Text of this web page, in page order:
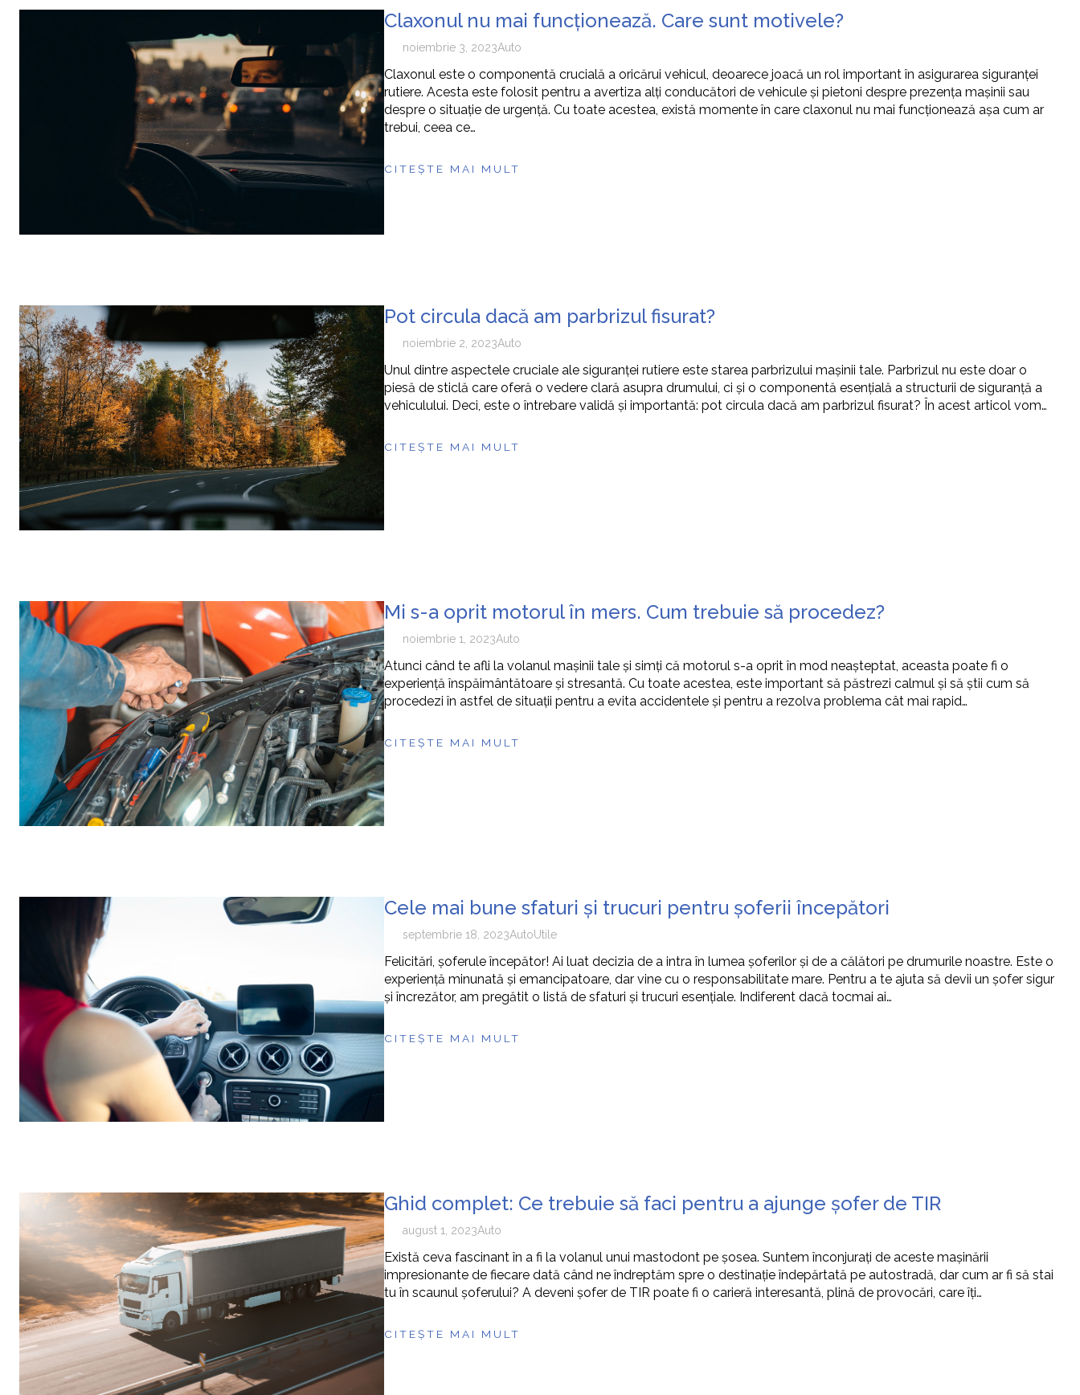
Claxonul nu mai funcționează. Care sunt motivele?
noiembrie 3, 2023Auto
Claxonul este o componentă crucială a oricărui vehicul, deoarece joacă un rol important în asigurarea siguranței
rutiere. Acesta este folosit pentru a avertiza alți conducători de vehicule și pietoni despre prezența mașinii sau
despre o situație de urgență. Cu toate acestea, există momente în care claxonul nu mai funcționează așa cum ar
trebui, ceea ce…
CITEȘTE MAI MULT
Pot circula dacă am parbrizul fisurat?
noiembrie 2, 2023Auto
Unul dintre aspectele cruciale ale siguranței rutiere este starea parbrizului mașinii tale. Parbrizul nu este doar o
piesă de sticlă care oferă o vedere clară asupra drumului, ci și o componentă esențială a structurii de siguranță a
vehiculului. Deci, este o întrebare validă și importantă: pot circula dacă am parbrizul fisurat? În acest articol vom…
CITEȘTE MAI MULT
Mi s-a oprit motorul în mers. Cum trebuie să procedez?
noiembrie 1, 2023Auto
Atunci când te afli la volanul mașinii tale și simți că motorul s-a oprit în mod neașteptat, aceasta poate fi o
experiență înspăimântătoare și stresantă. Cu toate acestea, este important să păstrezi calmul și să știi cum să
procedezi în astfel de situații pentru a evita accidentele și pentru a rezolva problema cât mai rapid…
CITEȘTE MAI MULT
Cele mai bune sfaturi și trucuri pentru șoferii începători
septembrie 18, 2023AutoUtile
Felicitări, șoferule începător! Ai luat decizia de a intra în lumea șoferilor și de a călători pe drumurile noastre. Este o
experiență minunată și emancipatoare, dar vine cu o responsabilitate mare. Pentru a te ajuta să devii un șofer sigur
și încrezător, am pregătit o listă de sfaturi și trucuri esențiale. Indiferent dacă tocmai ai…
CITEȘTE MAI MULT
Ghid complet: Ce trebuie să faci pentru a ajunge șofer de TIR
august 1, 2023Auto
Există ceva fascinant în a fi la volanul unui mastodont pe șosea. Suntem înconjurați de aceste mașinării
impresionante de fiecare dată când ne îndreptăm spre o destinație îndepărtată pe autostradă, dar cum ar fi să stai
tu în scaunul șoferului? A deveni șofer de TIR poate fi o carieră interesantă, plină de provocări, care îți…
CITEȘTE MAI MULT